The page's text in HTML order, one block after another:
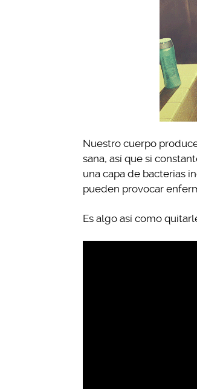
Nuestro cuerpo
sana, así que si
una capa de bacterias
pueden provocar
Es algo así como